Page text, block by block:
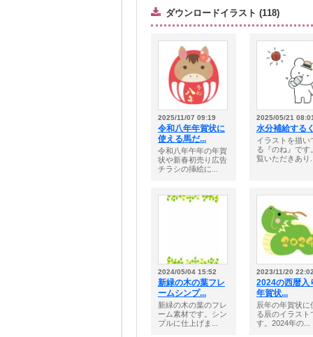
ダウンロードイラスト (118)
2025/11/07 09:19
令和八年年賀状に
使える馬だ...
令和八年午年の年賀
状や新春初売り広告
チラシの挿絵に...
2025/05/21
水分補給する
イラストを描い
る『のね』です
覧いただきあり
2024/05/04 15:52
新緑の木の葉フレ
ームシンプ...
新緑の木の葉のフレ
ーム素材です。シン
プルに仕上げま...
2023/11/20
2024の西暦入
年賀状...
辰年の年賀状に
る辰のイラスト
す。2024年の...